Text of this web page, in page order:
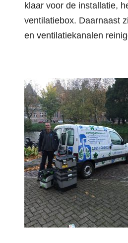
klaar voor de installatie,
ventilatiebox. Daarnaast
en ventilatiekanalen